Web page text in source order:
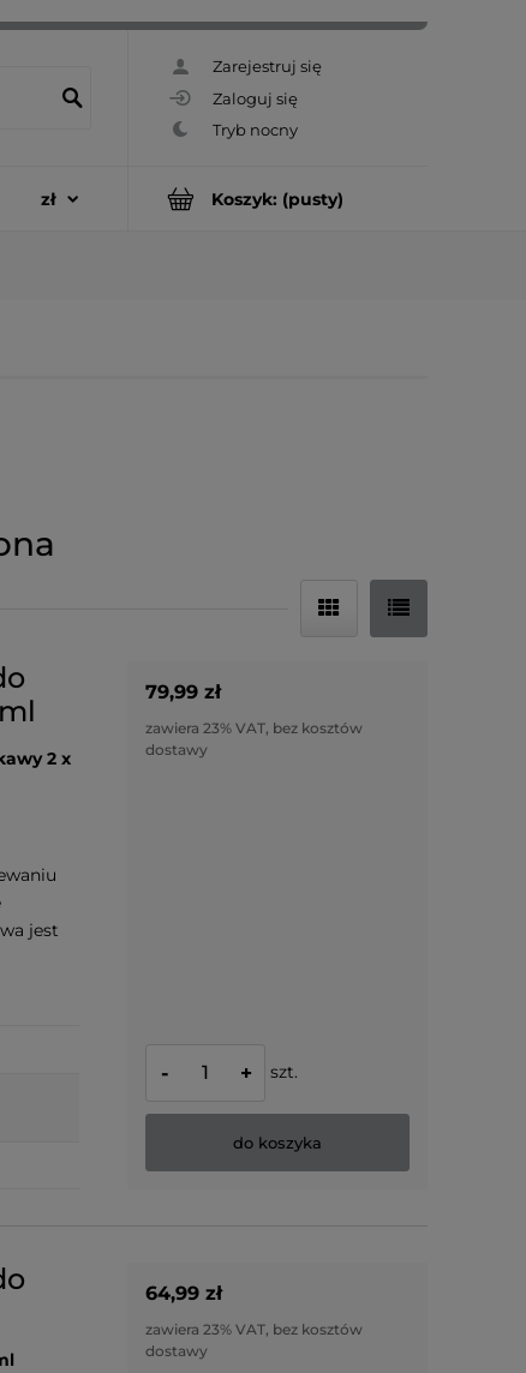
Zarejestruj się
Zaloguj się
Koszyk: (pusty)
2 x
jest
79,99 zł
zawiera 23% VAT, bez kosztów
dostawy
- + szt.
do koszyka
64,99 zł
zawiera 23% VAT, bez kosztów
dostawy